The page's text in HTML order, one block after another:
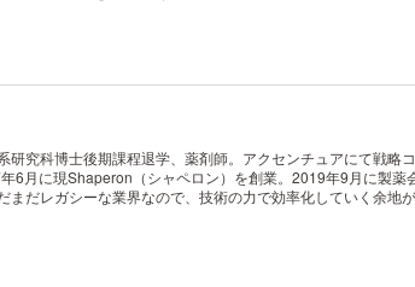
研究科博士後期課程退学、薬剤師。アクセンチュアにて戦
6月に現Shaperon（シャペロン）を創業。2019年9月に製薬
まだレガシーな業界なので、技術の力で効率化していく余